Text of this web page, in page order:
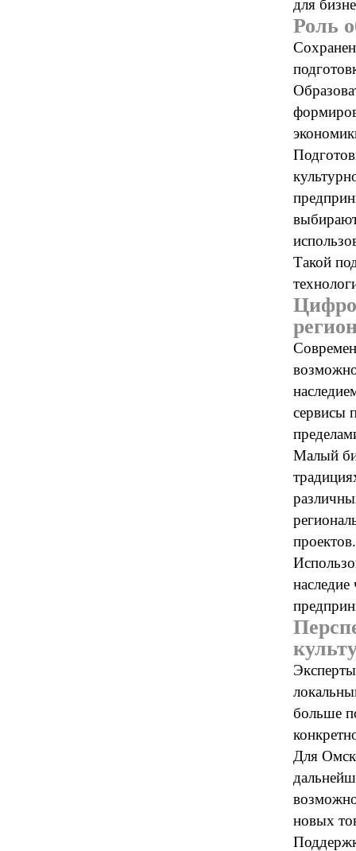
для
Роль
Такой
сервисы
Малый
проектов.
больше
Для
новых